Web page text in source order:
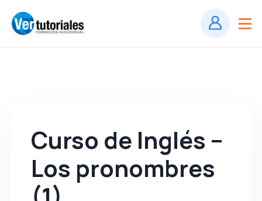
Curso de Inglés –
Los pronombres